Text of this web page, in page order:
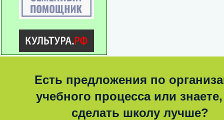
Есть предложения по
учебного процесса или знаете,
сделать школу лучше?